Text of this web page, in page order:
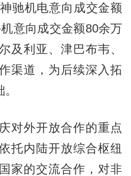
驰机电意向成交金额
意向成交金额80余万
及利亚、津巴布韦、
渠道，为后续深入拓
外开放合作的重点
托内陆开放综合枢纽
家的交流合作，对非